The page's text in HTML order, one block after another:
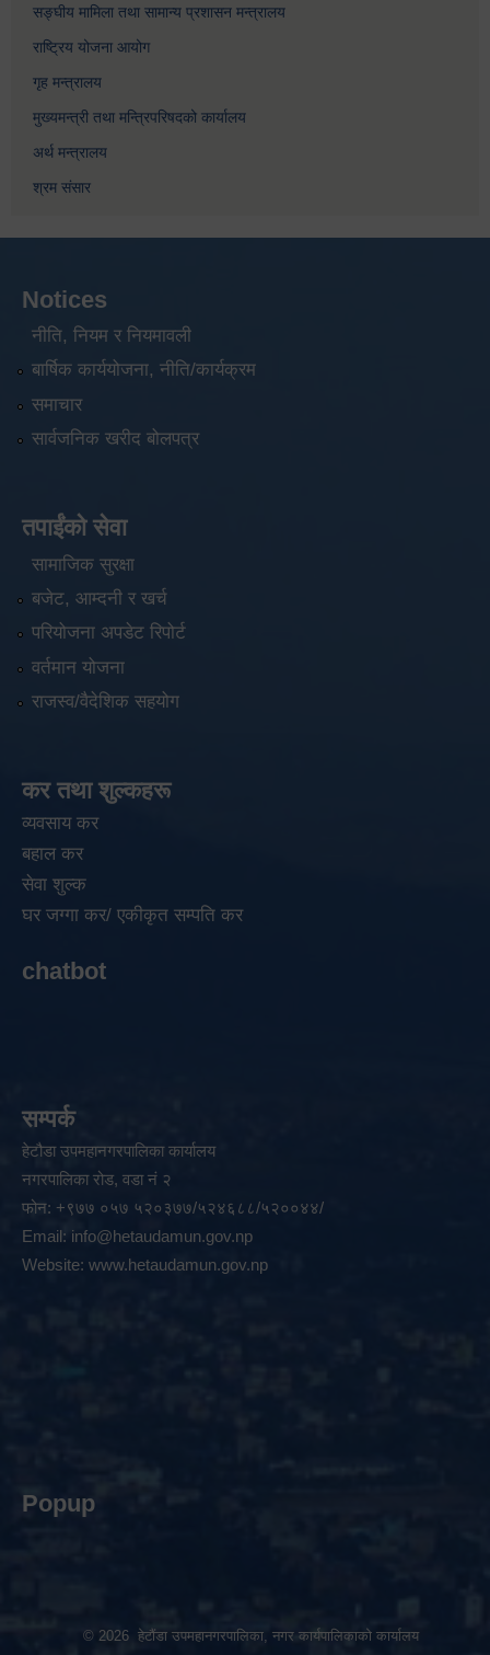
सङ्घीय मामिला तथा सामान्य प्रशासन मन्त्रालय
राष्ट्रिय योजना आयोग
गृह मन्त्रालय
मुख्यमन्त्री तथा मन्त्रिपरिषदको कार्यालय
अर्थ मन्त्रालय
श्रम संसार
Notices
नीति, नियम र नियमावली
बार्षिक कार्ययोजना, नीति/कार्यक्रम
समाचार
सार्वजनिक खरीद बोलपत्र
तपाईंको सेवा
सामाजिक सुरक्षा
बजेट, आम्दनी र खर्च
परियोजना अपडेट रिपोर्ट
वर्तमान योजना
राजस्व/वैदेशिक सहयोग
कर तथा शुल्कहरू
व्यवसाय कर
बहाल कर
सेवा शुल्क
घर जग्गा कर/ एकीकृत सम्पति कर
chatbot
सम्पर्क
हेटौडा उपमहानगरपालिका कार्यालय
नगरपालिका रोड, वडा नं २
फोन: +९७७ ०५७ ५२०३७७/५२४६८८/५२००४४/
Email: info@hetaudamun.gov.np
Website: www.hetaudamun.gov.np
Popup
© 2026 हेटौंडा उपमहानगरपालिका, नगर कार्यपालिकाको कार्यालय